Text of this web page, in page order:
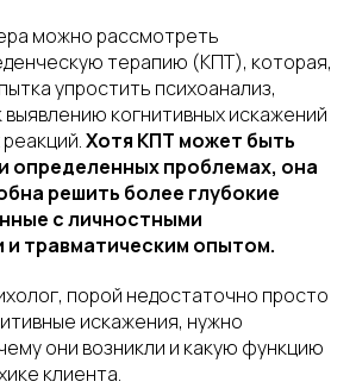
можно рассмотреть
терапию (КПТ), которая,
упростить психоанализ,
выявлению когнитивных искажений
Хотя КПТ может быть
определенных проблемах, она
решить более глубокие
с личностными
травматическим опытом.
порой недостаточно просто
искажения, нужно
они возникли и какую функцию
клиента.